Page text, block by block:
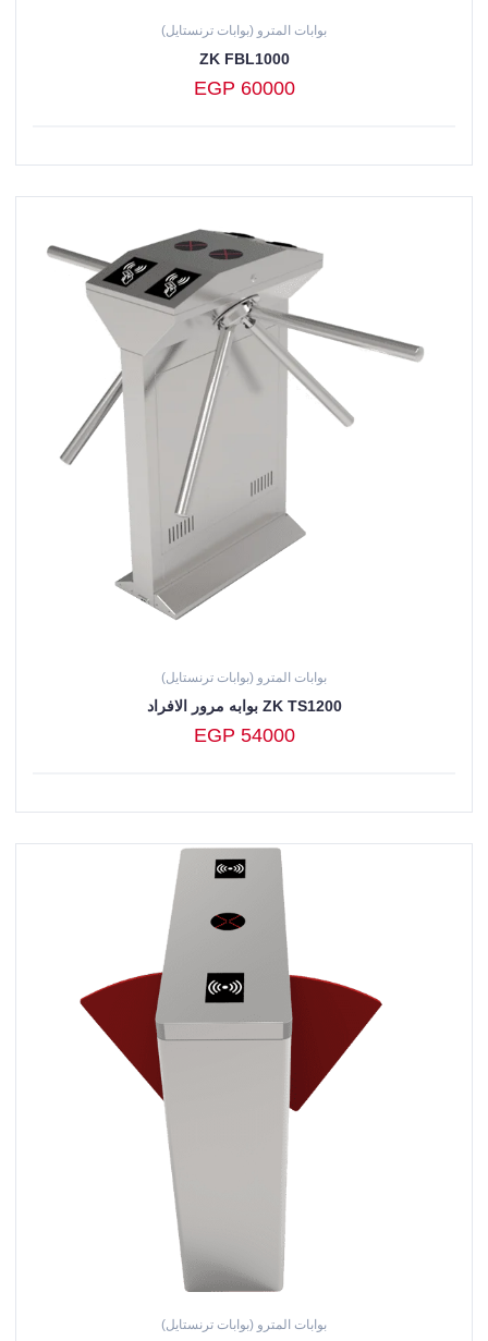
بوابات المترو (بوابات ترنستايل)
ZK FBL1000
EGP 60000
بوابات المترو (بوابات ترنستايل)
بوابه مرور الافراد ZK TS1200
EGP 54000
بوابات المترو (بوابات ترنستايل)